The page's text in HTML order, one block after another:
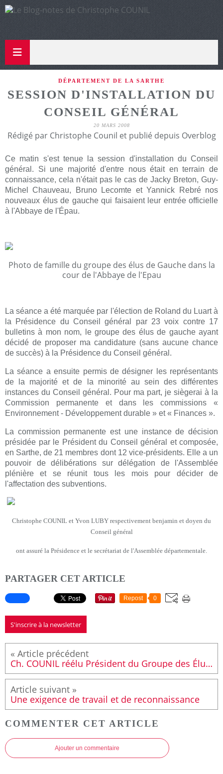
DÉPARTEMENT DE LA SARTHE
SESSION D'INSTALLATION DU
CONSEIL GÉNÉRAL
20 MARS 2008
Rédigé par Christophe Counil et publié depuis Overblog
Ce matin s'est tenue la session d'installation du Conseil
général. Si une majorité d'entre nous était en terrain de
connaissance, cela n'était pas le cas de Jacky Breton, Guy-
Michel Chauveau, Bruno Lecomte et Yannick Rebré nos
nouveaux élus de gauche qui faisaient leur entrée officielle
à l'Abbaye de l'Épau.
Photo de famille du groupe des élus de Gauche dans la
cour de l'Abbaye de l'Epau
La séance a été marquée par l'élection de Roland du Luart à
la Présidence du Conseil général par 23 voix contre 17
bulletins à mon nom, le groupe des élus de gauche ayant
décidé de proposer ma candidature (sans aucune chance
de succès) à la Présidence du Conseil général.
La séance a ensuite permis de désigner les représentants
de la majorité et de la minorité au sein des différentes
instances du Conseil général. Pour ma part, je siègerai à la
Commission permanente et dans les commissions «
Environnement - Développement durable » et « Finances ».
La commission permanente est une instance de décision
présidée par le Président du Conseil général et composée,
en Sarthe, de 21 membres dont 12 vice-présidents. Elle a un
pouvoir de délibérations sur délégation de l'Assemblée
plénière et se réunit tous les mois pour décider de
l'affectation des subventions.
Christophe COUNIL et Yvon LUBY respectivement benjamin et doyen du
Conseil général
ont assuré la Présidence et le secrétariat de l'Assemblée départementale.
PARTAGER CET ARTICLE
Repost 0
S'inscrire à la newsletter
Ch. COUNIL réélu Président du Groupe des Élus de Gauche
Une exigence de travail et de reconnaissance
COMMENTER CET ARTICLE
Ajouter un commentaire